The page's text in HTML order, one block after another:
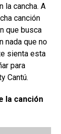
la cancha. A
canción
que busca
nada que no
sienta esta
para
Cantú.
la canción